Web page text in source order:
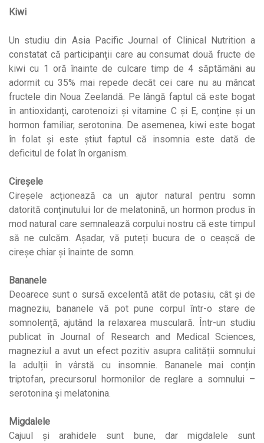
Kiwi
Un studiu din Asia Pacific Journal of Clinical Nutrition a
constatat că participanții care au consumat două fructe de
kiwi cu 1 oră înainte de culcare timp de 4 săptămâni au
adormit cu 35% mai repede decât cei care nu au mâncat
fructele din Noua Zeelandă. Pe lângă faptul că este bogat
în antioxidanți, carotenoizi și vitamine C și E, conține și un
hormon familiar, serotonina. De asemenea, kiwi este bogat
în folat și este știut faptul că insomnia este dată de
deficitul de folat în organism.
Cireșele
Cireșele acționează ca un ajutor natural pentru somn
datorită conținutului lor de melatonină, un hormon produs în
mod natural care semnalează corpului nostru că este timpul
să ne culcăm. Așadar, vă puteți bucura de o ceașcă de
cireșe chiar și înainte de somn.
Bananele
Deoarece sunt o sursă excelentă atât de potasiu, cât și de
magneziu, bananele vă pot pune corpul într-o stare de
somnolență, ajutând la relaxarea musculară. Într-un studiu
publicat în Journal of Research and Medical Sciences,
magneziul a avut un efect pozitiv asupra calității somnului
la adulții în vârstă cu insomnie. Bananele mai conțin
triptofan, precursorul hormonilor de reglare a somnului –
serotonina și melatonina.
Migdalele
Cajuul și arahidele sunt bune, dar migdalele sunt